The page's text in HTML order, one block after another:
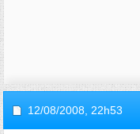
12/08/2008, 22h53